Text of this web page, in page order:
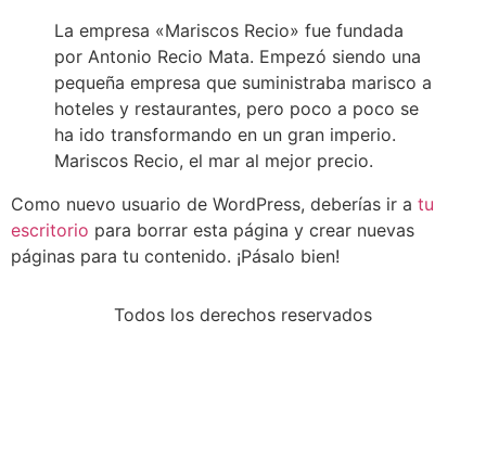
La empresa «Mariscos Recio» fue fundada
por Antonio Recio Mata. Empezó siendo una
pequeña empresa que suministraba marisco a
hoteles y restaurantes, pero poco a poco se
ha ido transformando en un gran imperio.
Mariscos Recio, el mar al mejor precio.
Como nuevo usuario de WordPress, deberías ir a tu
escritorio para borrar esta página y crear nuevas
páginas para tu contenido. ¡Pásalo bien!
Todos los derechos reservados